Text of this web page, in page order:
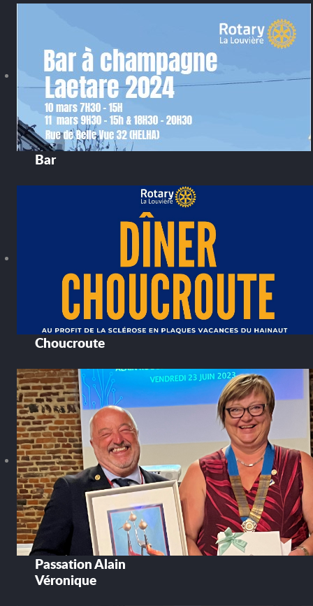
Bar
Choucroute
Passation Alain
Véronique